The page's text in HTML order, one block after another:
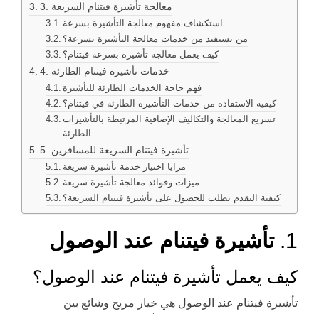
3. معالجة تأشيرة فيتنام السريعة
استكشاف مفهوم معالجة التأشيرة بسرعة
من يستفيد من خدمات معالجة التأشيرة بسرعة؟
كيف يعمل معالجة تأشيرة بسرعة فيتنام؟
4. خدمات تأشيرة فيتنام الطارئة
فهم حاجة الخدمات الطارئة للتأشيرة
كيفية الاستفادة من خدمات التأشيرة الطارئة في فيتنام؟
تسريع المعالجة والتكاليف الإضافية المرتبطة بالتأشيرات
الطارئة
5. تأشيرة فيتنام السريعة للمسافرين
مزايا اختيار خدمة تأشيرة سريعة
ميزات وفوائد معالجة تأشيرة سريعة
كيفية التقدم بطلب للحصول على تأشيرة فيتنام السريعة؟
1. تأشيرة فيتنام عند الوصول
كيف يعمل تأشيرة فيتنام عند الوصول؟
تأشيرة فيتنام عند الوصول هي خيار مريح وشائع بين